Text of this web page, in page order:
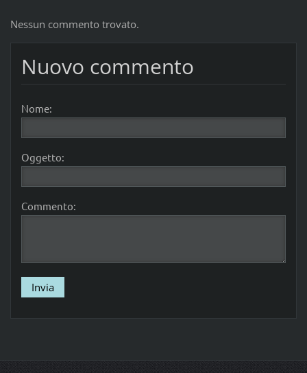
Nessun commento trovato.
Nuovo commento
Nome:
Oggetto:
Commento: